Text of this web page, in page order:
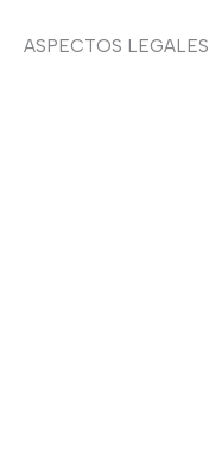
ASPECTOS LEGALES